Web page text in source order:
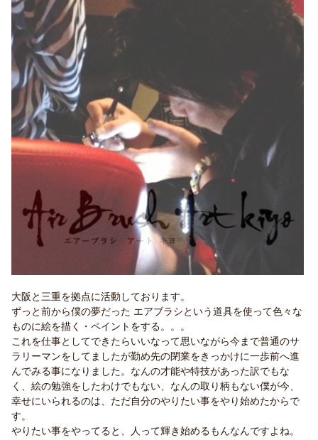
大阪と三重を拠点に活動しております。
ずっと前から僕の夢だった エアブラシという道具を使って色々な
ものに絵を描く・ペイントをする。。。
これを仕事としてできたらいいなって思いながら今まで普通のサ
ラリーマンをしてましたが勤め先の閉業をきっかけに一歩前へ進
んでみる事になりました。なんの才能や特技があった訳でもな
く、絵の勉強をしたわけでもない、なんの取り柄もない僕が今、
幸せにいられるのは、ただ自分のやりたい事をやり始めたからで
す。
やりたい事をやってると、人って輝き始めるもんなんですよね。